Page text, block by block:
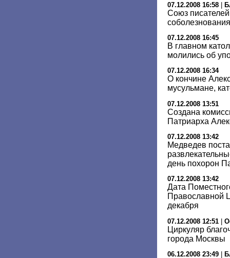
07.12.2008 16:58 |
Союз
07.12.2008 16:45
В главном
молились об
07.12.2008 16:34
О кончине
мусульмане,
07.12.2008 13:51
Создана
Патриарха
07.12.2008 13:42
Медведев
день похорон
07.12.2008 13:42
Дата
Православной
декабря
07.12.2008 12:51 |
Циркуляр
города Москвы
06.12.2008 23:49